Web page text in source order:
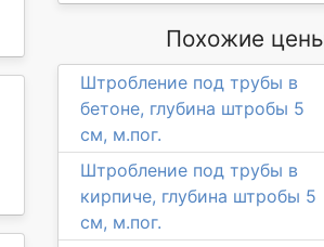
Похожие
Штробление под трубы в
бетоне, глубина штробы 5
см, м.пог.
Штробление под трубы в
кирпиче, глубина штробы 5
см, м.пог.